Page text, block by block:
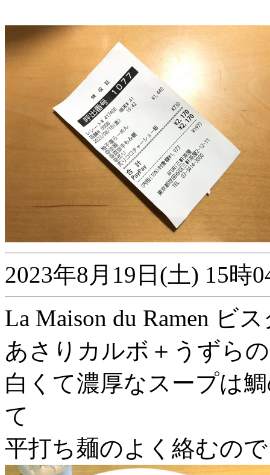
2023年8月19日(土) 15時
La Maison du Ramen ビ
あさりカルボ＋うずら
白くて濃厚なスープは
て
平打ち麺のよく絡むの